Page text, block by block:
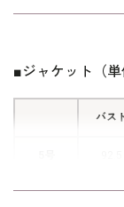
■ジャケット（単
バス
7号 95.5